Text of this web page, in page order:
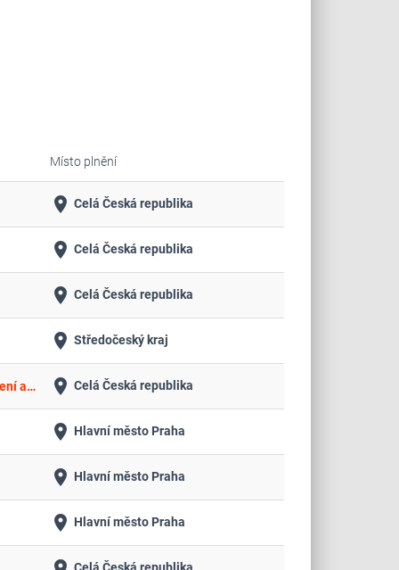
Místo plnění
place Celá Česká republika
place Celá Česká republika
place Celá Česká republika
place Středočeský kraj
Rekonstrukce ul. Okružní mezi ul. Ovčárecká a ul. Veltrubská, Kolín V – kanalizace, komunikace, vodovod, veřejné osvětlení a sadové úpravy place Celá Česká republika
place Hlavní město Praha
place Hlavní město Praha
place Hlavní město Praha
Celá Česká republika